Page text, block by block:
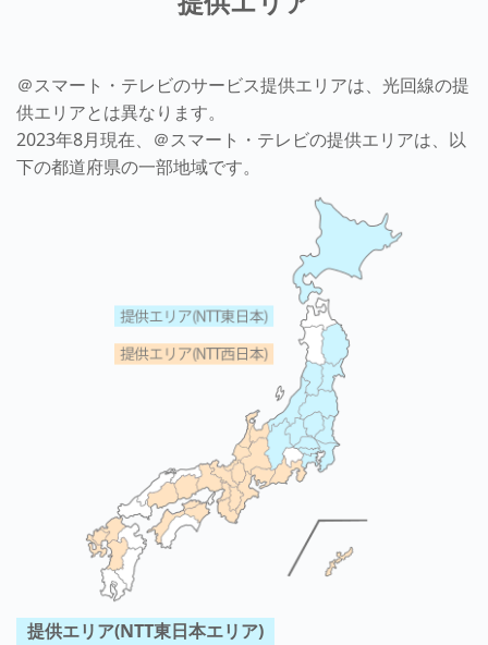
＠スマート・テレビのサービス提供エリアは、光回線の提
供エリアとは異なります。
2023年8月現在、＠スマート・テレビの提供エリアは、以
下の都道府県の一部地域です。
提供エリア(NTT東日本エリア)